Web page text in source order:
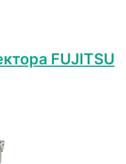
FUJITSU